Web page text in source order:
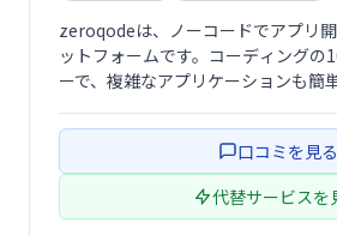
zeroqodeは、ノーコードでアプリ
ットフォームです。コーディングの
ーで、複雑なアプリケーションも簡
し、ビジネスを加速させましょう。
口コミを見る
代替サービスを